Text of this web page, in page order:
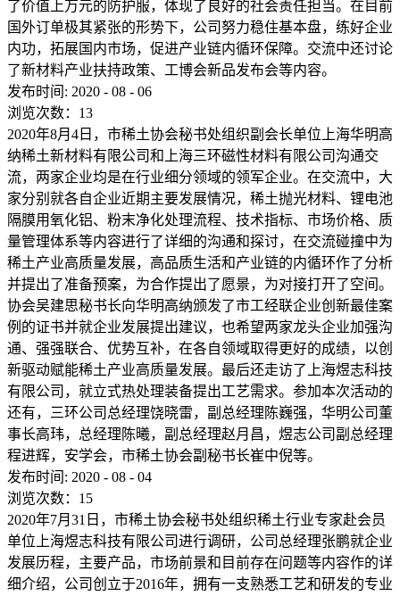
了价值上万元的防护服，体现了良好的社会责任担当。在目前
国外订单极其紧张的形势下，公司努力稳住基本盘，练好企业
内功，拓展国内市场，促进产业链内循环保障。交流中还讨论
了新材料产业扶持政策、工博会新品发布会等内容。
发布时间: 2020 - 08 - 06
浏览次数： 13
2020年8月4日，市稀土协会秘书处组织副会长单位上海华明高
纳稀土新材料有限公司和上海三环磁性材料有限公司沟通交
流，两家企业均是在行业细分领域的领军企业。在交流中，大
家分别就各自企业近期主要发展情况，稀土抛光材料、锂电池
隔膜用氧化铝、粉末净化处理流程、技术指标、市场价格、质
量管理体系等内容进行了详细的沟通和探讨，在交流碰撞中为
稀土产业高质量发展，高品质生活和产业链的内循环作了分析
并提出了准备预案，为合作提出了愿景，为对接打开了空间。
协会吴建思秘书长向华明高纳颁发了市工经联企业创新最佳案
例的证书并就企业发展提出建议，也希望两家龙头企业加强沟
通、强强联合、优势互补，在各自领域取得更好的成绩，以创
新驱动赋能稀土产业高质量发展。最后还走访了上海煜志科技
有限公司，就立式热处理装备提出工艺需求。参加本次活动的
还有，三环公司总经理饶晓雷，副总经理陈巍强，华明公司董
事长高玮，总经理陈曦，副总经理赵月昌，煜志公司副总经理
程进辉，安学会，市稀土协会副秘书长崔中倪等。
发布时间: 2020 - 08 - 04
浏览次数： 15
2020年7月31日，市稀土协会秘书处组织稀土行业专家赴会员
单位上海煜志科技有限公司进行调研，公司总经理张鹏就企业
发展历程，主要产品，市场前景和目前存在问题等内容作的详
细介绍，公司创立于2016年，拥有一支熟悉工艺和研发的专业